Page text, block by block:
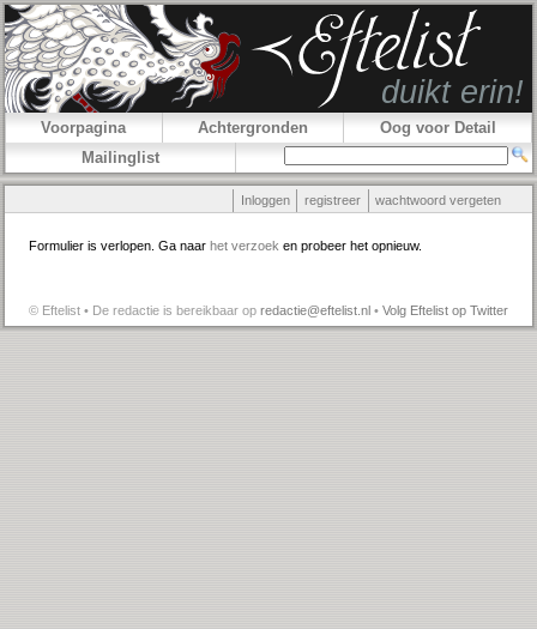
Voorpagina Achtergronden
Oog voor Detail
Mailinglist
Inloggen registreer wachtwoord vergeten
Formulier is verlopen. Ga naar het verzoek en probeer het opnieuw.
© Eftelist • De redactie is bereikbaar op redactie@eftelist.nl • Volg Eftelist op Twitter